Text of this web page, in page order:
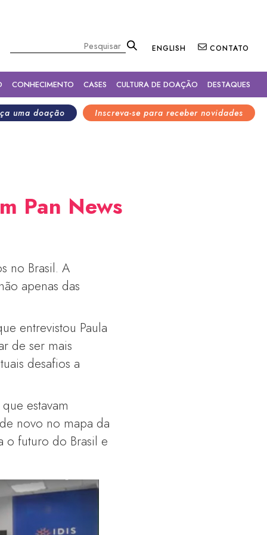
ENGLISH CONTATO
CONHECIMENTO CASES CULTURA DE DOAÇÃO DESTAQUES
Inscreva-se para receber novidades
uma doação
Pan News
no Brasil. A
apenas das
entrevistou Paula
de ser mais
desafios a
estavam
novo no mapa da
o futuro do Brasil e